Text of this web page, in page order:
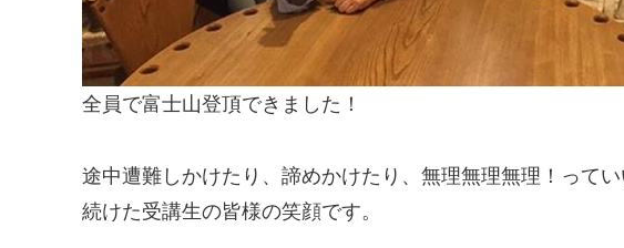
全員で富士山登頂できました！
途中遭難しかけたり、諦めかけたり、無理無理無理！ってい
続けた受講生の皆様の笑顔です。